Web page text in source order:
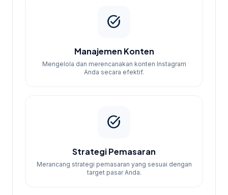
task_alt
Manajemen Konten
Mengelola dan merencanakan konten Instagram
Anda secara efektif.
task_alt
Strategi Pemasaran
Merancang strategi pemasaran yang sesuai dengan
target pasar Anda.